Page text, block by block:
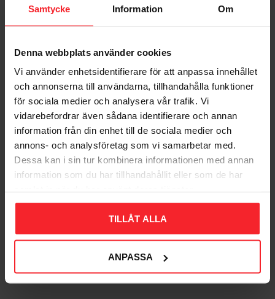
Samtycke Information Om
Denna webbplats använder cookies
Vi använder enhetsidentifierare för att anpassa innehållet
och annonserna till användarna, tillhandahålla funktioner
för sociala medier och analysera vår trafik. Vi
vidarebefordrar även sådana identifierare och annan
information från din enhet till de sociala medier och
annons- och analysföretag som vi samarbetar med.
Dessa kan i sin tur kombinera informationen med annan
information som du har tillhandahållit eller som de har
TILLÅT ALLA
ANPASSA
Bedømmelser
001682942 001682941